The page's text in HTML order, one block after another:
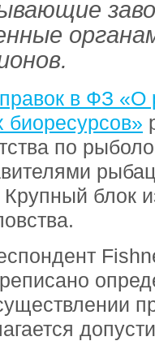
в ФЗ «О
биоресурсов»
по
блок